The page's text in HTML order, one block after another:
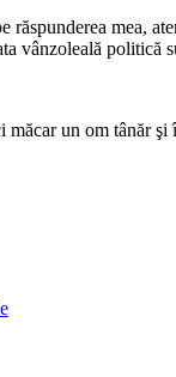
mea,
vânzoleală politică
un om tânăr